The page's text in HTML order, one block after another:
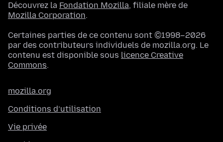
Découvrez la Fondation Mozilla, filiale mère de
Mozilla Corporation.
Certaines parties de ce contenu sont ©1998–2026
par des contributeurs individuels de mozilla.org. Le
contenu est disponible sous licence Creative
Commons.
mozilla.org
Conditions d’utilisation
Vie privée